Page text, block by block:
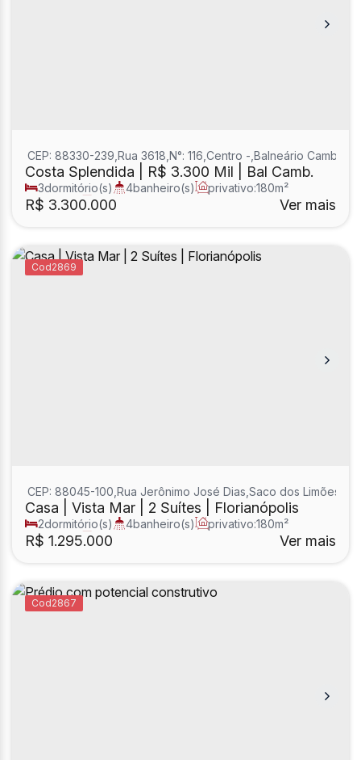
Costa Splendida | R$ 3.300 Mil | Bal Camb.
R$ 3.300.000
CEP: 88330-239 Rua 3618 N°: 116 Centro Balneário Camboriú
3dormitório(s) 4banheiro(s) privativo:180m²
1sala(s) 3suíte(s) Ver mais
2869
Casa | Vista Mar | 2 Suítes | Florianópolis
R$ 1.295.000
CEP: 88045-100 Rua Jerônimo José Dias Saco dos Limões
2dormitório(s) 4banheiro(s) privativo:180m²
2 sala(s) 2suíte(s) Ver mais
2867